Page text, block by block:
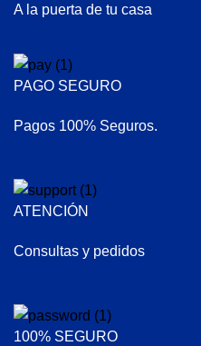
A la puerta de tu casa
PAGO SEGURO
Pagos 100% Seguros.
ATENCIÓN
Consultas y pedidos
100% SEGURO